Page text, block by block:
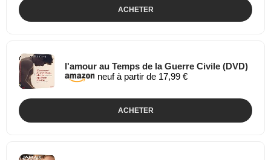
ACHETER
l'amour au Temps de la Guerre Civile (DVD)
neuf à partir de 17,99 €
ACHETER